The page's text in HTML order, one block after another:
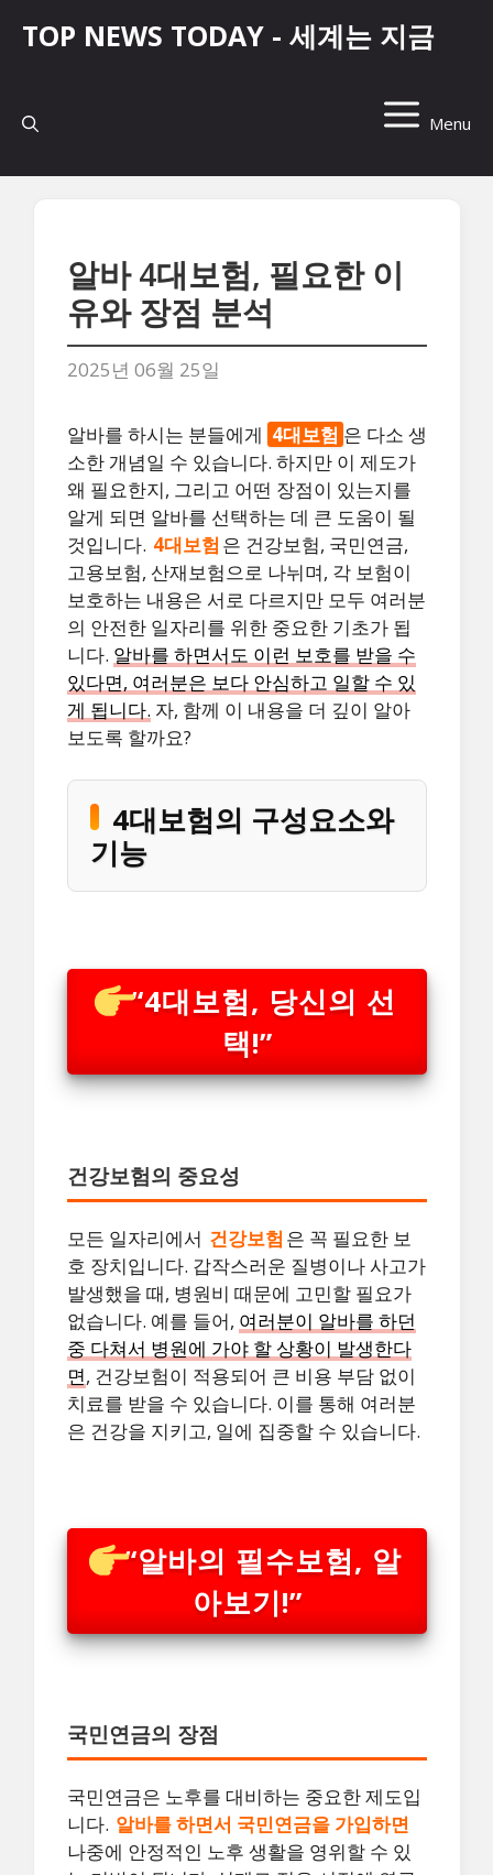
뛰
TOP NEWS TODAY - 세계는 지금
Menu
알바 4대보험, 필요한 이
유와 장점 분석
2025년 06월 25일
알바를 하시는 분들에게 4대보험 은 다소 생
소한 개념일 수 있습니다. 하지만 이 제도가
왜 필요한지, 그리고 어떤 장점이 있는지를
알게 되면 알바를 선택하는 데 큰 도움이 될
것입니다. 4대보험 은 건강보험, 국민연금,
고용보험, 산재보험으로 나뉘며, 각 보험이
보호하는 내용은 서로 다르지만 모두 여러분
의 안전한 일자리를 위한 중요한 기초가 됩
니다. 알바를 하면서도 이런 보호를 받을 수
있다면, 여러분은 보다 안심하고 일할 수 있
게 됩니다. 자, 함께 이 내용을 더 깊이 알아
보도록 할까요?
4대보험의 구성요소와
기능
“4대보험, 당신의 선
택!”
건강보험의 중요성
모든 일자리에서 건강보험 은 꼭 필요한 보
호 장치입니다. 갑작스러운 질병이나 사고가
발생했을 때, 병원비 때문에 고민할 필요가
없습니다. 예를 들어, 여러분이 알바를 하던
중 다쳐서 병원에 가야 할 상황이 발생한다
면, 건강보험이 적용되어 큰 비용 부담 없이
치료를 받을 수 있습니다. 이를 통해 여러분
은 건강을 지키고, 일에 집중할 수 있습니다.
“알바의 필수보험, 알
아보기!”
국민연금의 장점
국민연금은 노후를 대비하는 중요한 제도입
니다. 알바를 하면서 국민연금을 가입하면
나중에 안정적인 노후 생활을 영위할 수 있